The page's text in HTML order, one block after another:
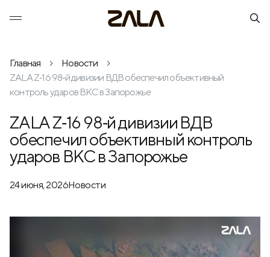
Главная
Новости
ZALA Z‑16 98‑й дивизии ВДВ обеспечил объективный
контроль ударов ВКС в Запорожье
ZALA Z‑16 98‑й дивизии ВДВ
обеспечил объективный контроль
ударов ВКС в Запорожье
24 июня, 2026Новости